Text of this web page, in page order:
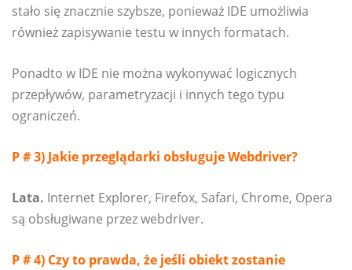
stało się znacznie szybsze, ponieważ IDE umożliwia
również zapisywanie testu w innych formatach.
Ponadto w IDE nie można wykonywać logicznych
przepływów, parametryzacji i innych tego typu
ograniczeń.
P # 3) Jakie przeglądarki obsługuje Webdriver?
Lata. Internet Explorer, Firefox, Safari, Chrome, Opera
są obsługiwane przez webdriver.
P # 4) Czy to prawda, że ​​jeśli obiekt zostanie